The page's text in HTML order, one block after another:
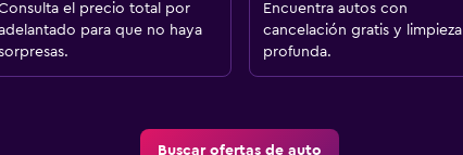
el precio total por
para que no haya
Encuentra autos con
cancelación gratis y limpieza
profunda.
Buscar ofertas de auto